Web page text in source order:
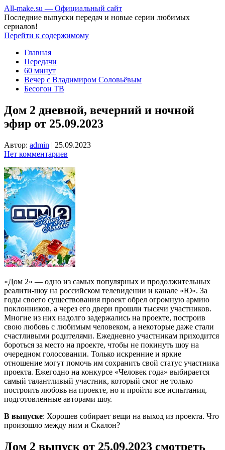
All-make.su — Официальный сайт
Последние выпуски передач и новые серии любимых
сериалов!
Перейти к содержимому
Главная
Передачи
60 минут
Вечер с Владимиром Соловьёвым
Бесогон ТВ
Дом 2 дневной, вечерний и ночной
эфир от 25.09.2023
Автор: admin | 25.09.2023
Нет комментариев
«Дом 2» — одно из самых популярных и продолжительных
реалити-шоу на российском телевидении и канале «Ю». За
годы своего существования проект обрел огромную армию
поклонников, а через его двери прошли тысячи участников.
Многие из них надолго задержались на проекте, построив
свою любовь с любимым человеком, а некоторые даже стали
счастливыми родителями. Ежедневно участникам приходится
бороться за место на проекте, чтобы не покинуть шоу на
очередном голосовании. Только искренние и яркие
отношение могут помочь им сохранить свой статус участника
проекта. Ежегодно на конкурсе «Человек года» выбирается
самый талантливый участник, который смог не только
построить любовь на проекте, но и пройти все испытания,
подготовленные авторами шоу.
В выпуске: Хорошев собирает вещи на выход из проекта. Что
произошло между ним и Скалон?
Дом 2 выпуск от 25.09.2023 смотреть